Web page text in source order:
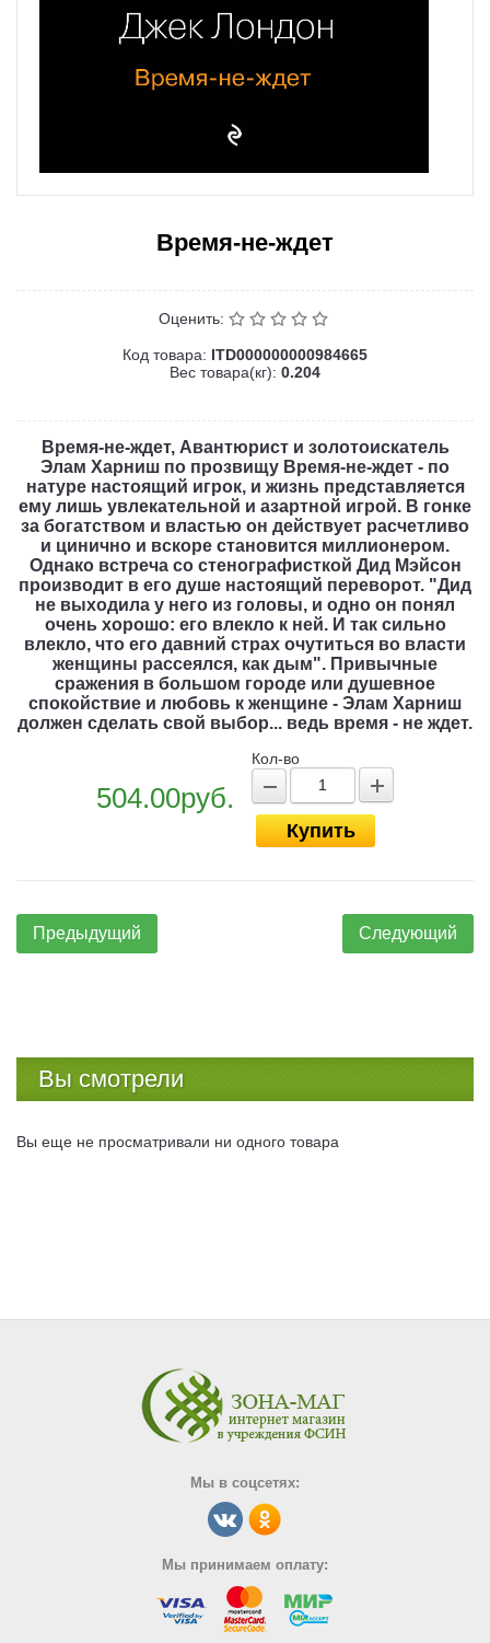
Время-не-ждет
Оценить:
Код товара: ITD000000000984665
Вес товара(кг): 0.204
Время-не-ждет, Авантюрист и золотоискатель
Элам Харниш по прозвищу Время-не-ждет - по
натуре настоящий игрок, и жизнь представляется
ему лишь увлекательной и азартной игрой. В гонке
за богатством и властью он действует расчетливо
и цинично и вскоре становится миллионером.
Однако встреча со стенографисткой Дид Мэйсон
производит в его душе настоящий переворот. "Дид
не выходила у него из головы, и одно он понял
очень хорошо: его влекло к ней. И так сильно
влекло, что его давний страх очутиться во власти
женщины рассеялся, как дым". Привычные
сражения в большом городе или душевное
спокойствие и любовь к женщине - Элам Харниш
должен сделать свой выбор... ведь время - не ждет.
504.00руб.
Кол-во
Купить
Предыдущий Следующий
Вы смотрели
Вы еще не просматривали ни одного товара
Мы в соцсетях:
Мы принимаем оплату: